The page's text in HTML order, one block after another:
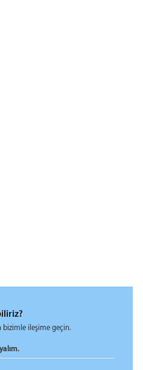
bizimle ileşime geçin.